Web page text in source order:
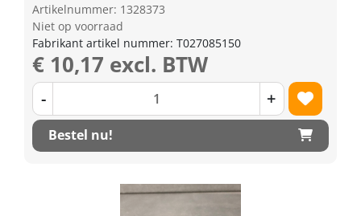
Artikelnummer: 1328373
Niet op voorraad
Fabrikant artikel nummer: T027085150
€ 10,17 excl. BTW
- +
Bestel nu!